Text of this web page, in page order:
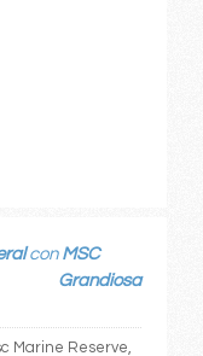
con MSC
Grandiosa
Marine Reserve,